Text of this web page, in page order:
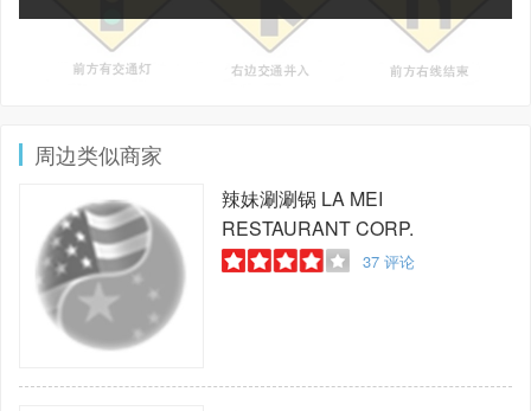
周边类似商家
辣妹涮涮锅 LA MEI
RESTAURANT CORP.
37评论